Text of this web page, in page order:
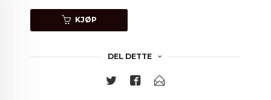
KJØP
DEL DETTE